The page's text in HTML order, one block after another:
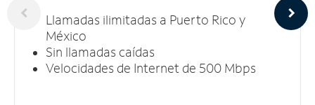
Llamadas ilimitadas a Puerto Rico y
México
Sin llamadas caídas
Velocidades de Internet de 500 Mbps